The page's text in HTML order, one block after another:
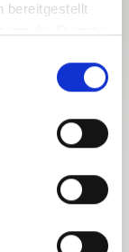
bereitgestellt